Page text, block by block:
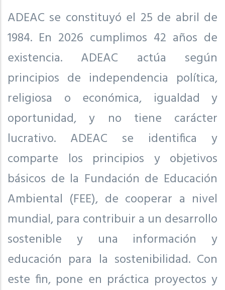
ADEAC se constituyó el 25 de abril de
1984. En 2026 cumplimos 42 años de
existencia. ADEAC actúa según
principios de independencia política,
religiosa o económica, igualdad y
oportunidad, y no tiene carácter
lucrativo. ADEAC se identifica y
comparte los principios y objetivos
básicos de la Fundación de Educación
Ambiental (FEE), de cooperar a nivel
mundial, para contribuir a un desarrollo
sostenible y una información y
educación para la sostenibilidad. Con
este fin, pone en práctica proyectos y